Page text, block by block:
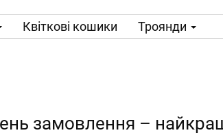
Квіткові кошики Троянди
замовлення –